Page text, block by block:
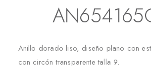
Anillo dorado liso, diseño plano con
con circón transparente talla 9.